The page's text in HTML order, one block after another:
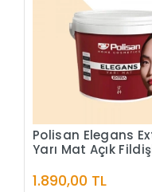
Polisan Elegans
Yarı Mat Açık
1.890,00 TL